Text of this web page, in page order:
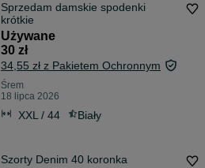
Sprzedam damskie spodenki
krótkie
Używane
30 zł
34,55 zł z Pakietem Ochronnym
Śrem
18 lipca 2026
XXL / 44 Biały
Szorty Denim 40 koronka